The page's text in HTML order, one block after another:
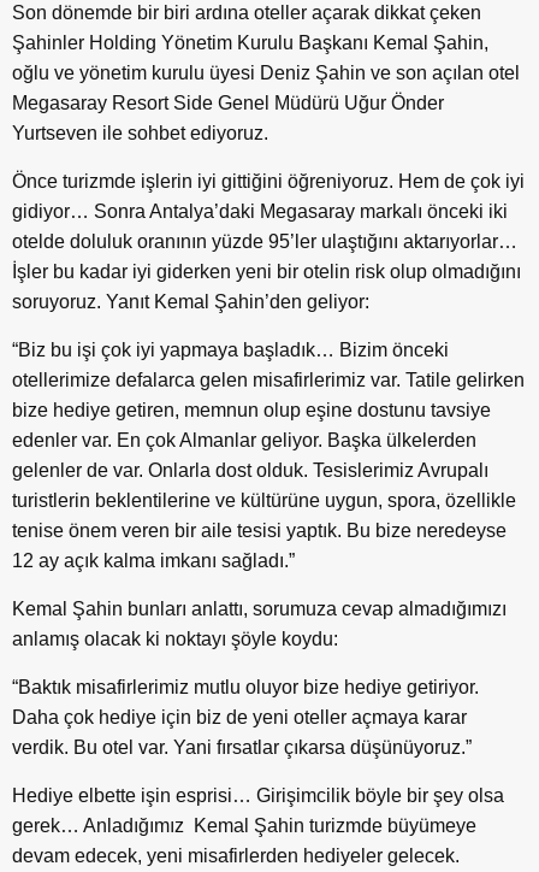
Son dönemde bir biri ardına oteller açarak dikkat çeken
Şahinler Holding Yönetim Kurulu Başkanı Kemal Şahin,
oğlu ve yönetim kurulu üyesi Deniz Şahin ve son açılan otel
Megasaray Resort Side Genel Müdürü Uğur Önder
Yurtseven ile sohbet ediyoruz.
Önce turizmde işlerin iyi gittiğini öğreniyoruz. Hem de çok iyi
gidiyor… Sonra Antalya’daki Megasaray markalı önceki iki
otelde doluluk oranının yüzde 95’ler ulaştığını aktarıyorlar…
İşler bu kadar iyi giderken yeni bir otelin risk olup olmadığını
soruyoruz. Yanıt Kemal Şahin’den geliyor:
“Biz bu işi çok iyi yapmaya başladık… Bizim önceki
otellerimize defalarca gelen misafirlerimiz var. Tatile gelirken
bize hediye getiren, memnun olup eşine dostunu tavsiye
edenler var. En çok Almanlar geliyor. Başka ülkelerden
gelenler de var. Onlarla dost olduk. Tesislerimiz Avrupalı
turistlerin beklentilerine ve kültürüne uygun, spora, özellikle
tenise önem veren bir aile tesisi yaptık. Bu bize neredeyse
12 ay açık kalma imkanı sağladı.”
Kemal Şahin bunları anlattı, sorumuza cevap almadığımızı
anlamış olacak ki noktayı şöyle koydu:
“Baktık misafirlerimiz mutlu oluyor bize hediye getiriyor.
Daha çok hediye için biz de yeni oteller açmaya karar
verdik. Bu otel var. Yani fırsatlar çıkarsa düşünüyoruz.”
Hediye elbette işin esprisi… Girişimcilik böyle bir şey olsa
gerek… Anladığımız Kemal Şahin turizmde büyümeye
devam edecek, yeni misafirlerden hediyeler gelecek.